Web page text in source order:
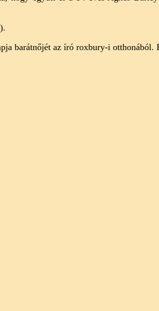
barátnőjét az író roxbury-i otthonából.